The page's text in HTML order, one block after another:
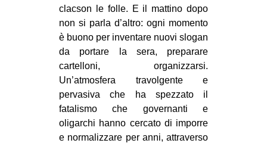
clacson le folle. E il mattino dopo
non si parla d’altro: ogni momento
è buono per inventare nuovi slogan
da portare la sera, preparare
cartelloni, organizzarsi.
Un’atmosfera travolgente e
pervasiva che ha spezzato il
fatalismo che governanti e
oligarchi hanno cercato di imporre
e normalizzare per anni, attraverso